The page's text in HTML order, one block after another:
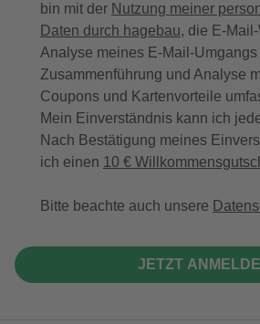
bin mit der Nutzung meiner
Daten durch hagebau, die E-
Analyse meines E-Mail-
Zusammenführung und Analyse
Coupons und Kartenvorteile
Mein Einverständnis kann ich
Nach Bestätigung meines
ich einen 10 €
Bitte beachte auch unsere
JETZT